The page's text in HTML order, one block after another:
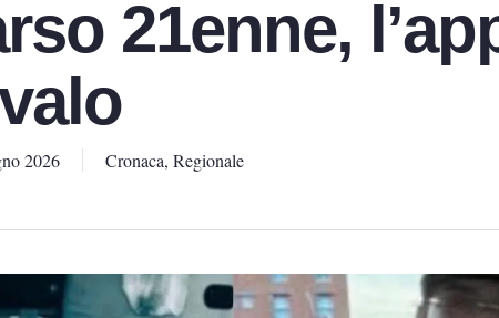
21enne,
2026 Cronaca, Regionale